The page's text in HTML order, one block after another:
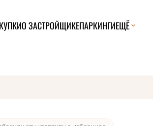
О ЗАСТРОЙЩИКЕПАРКИНГИЕЩЁ